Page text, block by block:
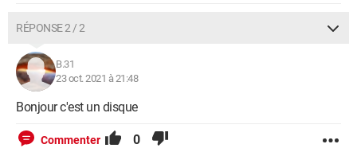
RÉPONSE 2 / 2
B.31
23 oct. 2021 à 21:48
Bonjour c'est un disque
Commenter 0